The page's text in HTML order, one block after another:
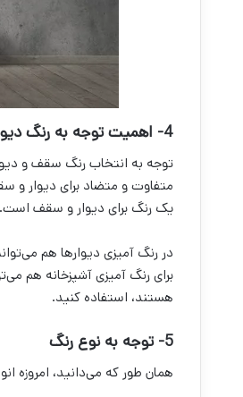
4- اهمیت توجه به رنگ دیوارها و سقف
توجه به انتخاب رنگ سقف و
متفاوت و متضاد برای دیوار و
یک رنگ برای دیوار و سقف است.
در رنگ آمیزی دیوارها هم
برای رنگ آمیزی آشپزخانه هم
هستند، استفاده کنید.
5- توجه به نوع رنگ
همان طور که می‌دانید، امروزه